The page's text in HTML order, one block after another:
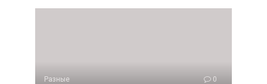
Разные 0